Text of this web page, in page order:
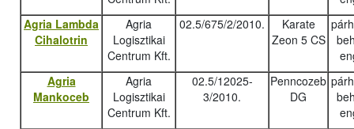
Agria Lambda
Cihalotrin
Agria
Logisztikai
Centrum Kft.
02.5/675/2/2010.
Karate
Zeon 5 CS
Agria
Mankoceb
Agria
Logisztikai
Centrum Kft.
02.5/12025-
3/2010.
Penncozeb
DG